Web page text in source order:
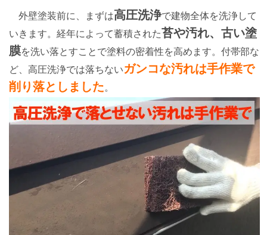
外壁塗装前に、まずは高圧洗浄で建物全体を洗浄して
いきます。経年によって蓄積された苔や汚れ、古い塗
膜を洗い落とすことで塗料の密着性を高めます。付帯部な
ど、高圧洗浄では落ちないガンコな汚れは手作業で
削り落としました。